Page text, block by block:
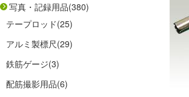
写真・記録用品(380)
テープロッド(25)
アルミ製標尺(29)
鉄筋ゲージ(3)
配筋撮影用品(6)